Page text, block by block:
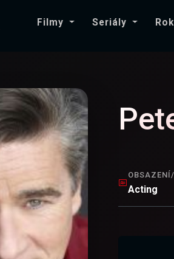
Filmy Seriály
Acting